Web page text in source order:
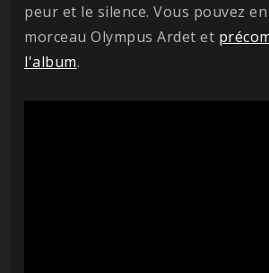
peur et le silence. Vous pouvez
morceau Olympus Ardet et
l'album.